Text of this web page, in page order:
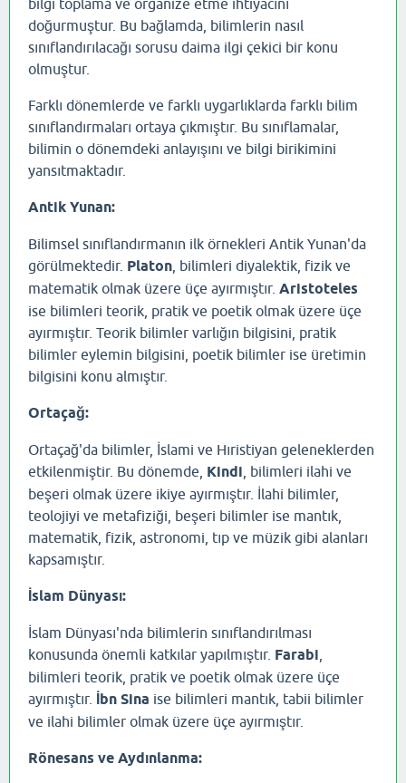
doğurmuştur. Bu bağlamda, bilimlerin nasıl
sınıflandırılacağı sorusu daima ilgi çekici bir konu
olmuştur.
Farklı dönemlerde ve farklı uygarlıklarda farklı bilim
sınıflandırmaları ortaya çıkmıştır. Bu sınıflamalar,
bilimin o dönemdeki anlayışını ve bilgi birikimini
yansıtmaktadır.
Antik Yunan:
Bilimsel sınıflandırmanın ilk örnekleri Antik Yunan'da
görülmektedir. Platon , bilimleri diyalektik, fizik ve
matematik olmak üzere üçe ayırmıştır. Aristoteles
ise bilimleri teorik, pratik ve poetik olmak üzere üçe
ayırmıştır. Teorik bilimler varlığın bilgisini, pratik
bilimler eylemin bilgisini, poetik bilimler ise üretimin
bilgisini konu almıştır.
Ortaçağ:
Ortaçağ'da bilimler, İslami ve Hıristiyan geleneklerden
etkilenmiştir. Bu dönemde, Kindi , bilimleri ilahi ve
beşeri olmak üzere ikiye ayırmıştır. İlahi bilimler,
teolojiyi ve metafiziği, beşeri bilimler ise mantık,
matematik, fizik, astronomi, tıp ve müzik gibi alanları
kapsamıştır.
İslam Dünyası:
İslam Dünyası'nda bilimlerin sınıflandırılması
konusunda önemli katkılar yapılmıştır. Farabi
bilimleri teorik, pratik ve poetik olmak üzere üçe
ayırmıştır. İbn Sina ise bilimleri mantık, tabii bilimler
ve ilahi bilimler olmak üzere üçe ayırmıştır.
Rönesans ve Aydınlanma: